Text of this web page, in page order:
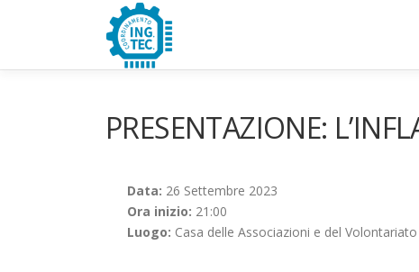
PRESENTAZIONE:
Data: 26 Settembre 2023
Ora inizio: 21:00
Luogo: Casa delle Associazioni e del